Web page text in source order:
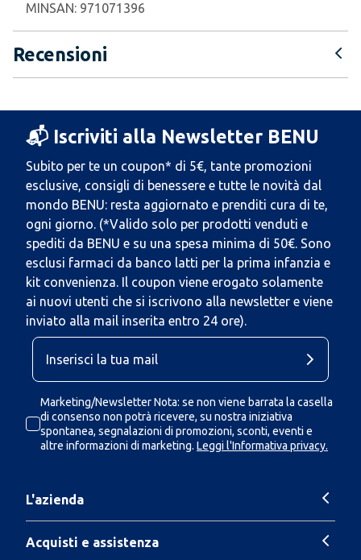
MINSAN: 971071396
Recensioni
📬 Iscriviti alla Newsletter BENU
Subito per te un coupon* di 5€, tante promozioni
esclusive, consigli di benessere e tutte le novità dal
mondo BENU: resta aggiornato e prenditi cura di te,
ogni giorno. (*Valido solo per prodotti venduti e
spediti da BENU e su una spesa minima di 50€. Sono
esclusi farmaci da banco latti per la prima infanzia e
kit convenienza. Il coupon viene erogato solamente
ai nuovi utenti che si iscrivono alla newsletter e viene
inviato alla mail inserita entro 24 ore).
Marketing/Newsletter Nota: se non viene barrata la casella
di consenso non potrà ricevere, su nostra iniziativa
spontanea, segnalazioni di promozioni, sconti, eventi e
altre informazioni di marketing. Leggi l'Informativa privacy.
L'azienda
Acquisti e assistenza